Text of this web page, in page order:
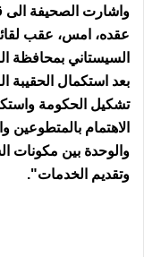
واشارت الصحيفة الى
عقده، امس، عقب
السيستاني بمحافظة
بعد استكمال الحقيبة
تشكيل الحكومة
الاهتمام بالمتطوعين
والوحدة بين مكونات
وتقديم الخدمات".